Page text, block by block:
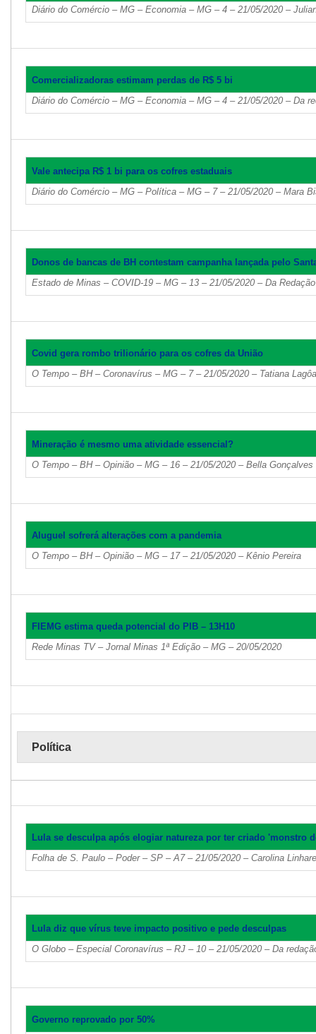
Diário do Comércio – MG – Economia – MG – 4 – 21/05/2020 –
Comercializadoras estimam perdas de R$ 5 bi
Diário do Comércio – MG – Economia – MG – 4 – 21/05/2020 – Da
Vale antecipa R$ 1 bi para os cofres estaduais
Diário do Comércio – MG – Política – MG – 7 – 21/05/2020 – Mara
Donos de bancas de BH contestam campanha lançada pelo
Estado de Minas – COVID-19 – MG – 13 – 21/05/2020 – Da Redação
Covid gera rombo trilionário para os cofres da União
O Tempo – BH – Coronavírus – MG – 7 – 21/05/2020 – Tatiana Lagôa
Mineração é mesmo uma atividade essencial?
O Tempo – BH – Opinião – MG – 16 – 21/05/2020 – Bella Gonçalves
Aluguel sofrerá alterações com a pandemia
O Tempo – BH – Opinião – MG – 17 – 21/05/2020 – Kênio Pereira
FIEMG estima queda potencial do PIB – 13H10
Rede Minas TV – Jornal Minas 1ª Edição – MG – 20/05/2020
Política
Lula se desculpa após elogiar natureza por ter criado 'monstro
Folha de S. Paulo – Poder – SP – A7 – 21/05/2020 – Carolina
Lula diz que vírus teve impacto positivo e pede desculpas
O Globo – Especial Coronavírus – RJ – 10 – 21/05/2020 – Da
Governo reprovado por 50%